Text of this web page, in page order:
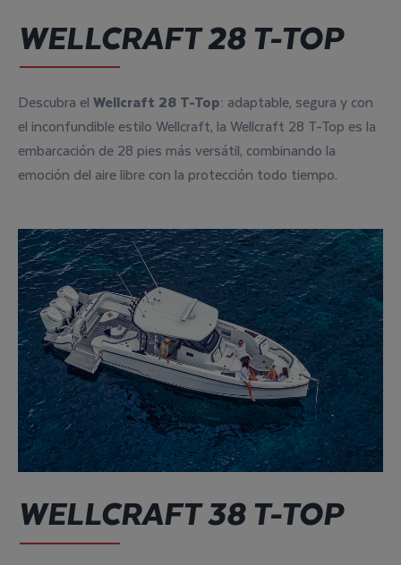
WELLCRAFT 28 T-TOP
Descubra el Wellcraft 28 T-Top: adaptable, segura y con
el inconfundible estilo Wellcraft, la Wellcraft 28 T-Top es la
embarcación de 28 pies más versátil, combinando la
emoción del aire libre con la protección todo tiempo.
WELLCRAFT 38 T-TOP